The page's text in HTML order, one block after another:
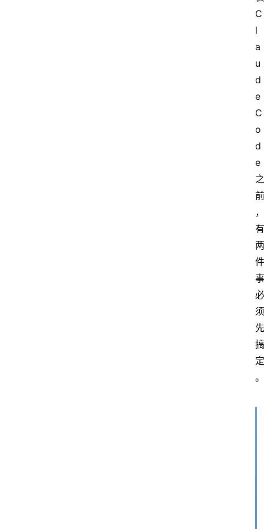
C
l
a
u
d
e
C
o
d
e
之
前
，
有
两
件
事
必
须
先
搞
定
。